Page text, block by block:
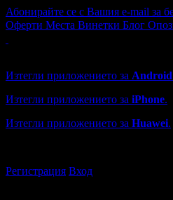
Абонирайте се с Вашия e-mail за
Оферти Места Винетки Блог
Изтегли приложението за Android
Изтегли приложението за iPhone.
Изтегли приложението за Huawei.
Регистрация Вход